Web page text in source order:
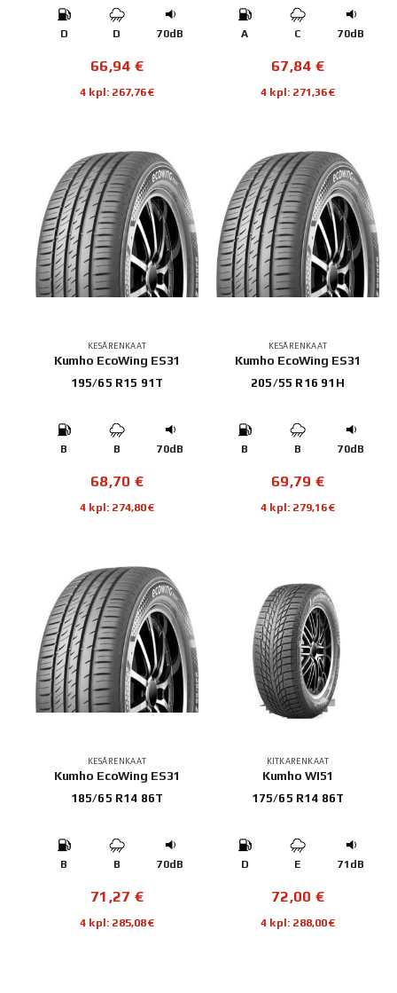
D D 70dB
66,94 €
4 kpl: 267,76€
A C 70dB
67,84 €
4 kpl: 271,36€
KESÄRENKAAT
Kumho EcoWing ES31
195/65 R15 91T
B B 70dB
68,70 €
4 kpl: 274,80€
KESÄRENKAAT
Kumho EcoWing ES31
205/55 R16 91H
B B 70dB
69,79 €
4 kpl: 279,16€
KESÄRENKAAT
Kumho EcoWing ES31
185/65 R14 86T
B B 70dB
71,27 €
4 kpl: 285,08€
KITKARENKAAT
Kumho WI51
175/65 R14 86T
D E 71dB
72,00 €
4 kpl: 288,00€